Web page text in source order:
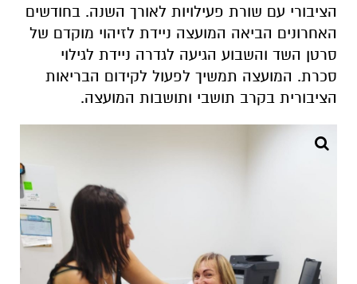
הציבורי עם שורת פעילויות לאורך השנה. בחודשים
האחרונים הביאה המועצה ניידת לזיהוי מוקדם של
סרטן השד והשבוע הגיעה לגדרה ניידת לגילוי
סכרת. המועצה תמשיך לפעול לקידום הבריאות
הציבורית בקרב תושבי ותושבות המועצה.